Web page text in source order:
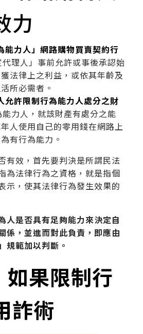
力
能力人」網路購物買賣契約行
理人」事前允許或事後承認始
法律上之利益，或依其年齡及
所必需者。
允許限制行為能力人處分之財
能力人，就該財產有處分之能
人使用自己的零用錢在網路上
有行為能力。
有效，首先要判決是所謂民法
為法律行為之資格，就是指個
示，使其法律行為發生效果的
人是否具有足夠能力來決定自
係，並進而對此負責，即應由
規範加以判斷。
如果限制行
詐術